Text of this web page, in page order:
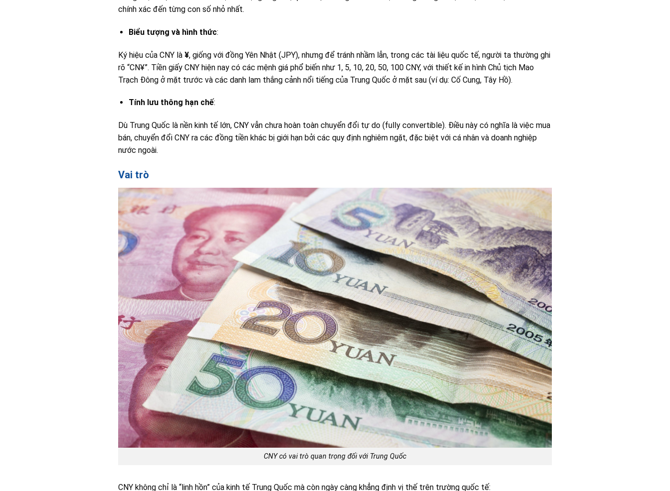
chính xác đến từng con số nhỏ nhất.
Biểu tượng và hình thức:
Ký hiệu của CNY là ¥, giống với đồng Yên Nhật (JPY), nhưng để tránh nhầm lẫn, trong các tài liệu quốc tế, người ta thường ghi
rõ “CN¥”. Tiền giấy CNY hiện nay có các mệnh giá phổ biến như 1, 5, 10, 20, 50, 100 CNY, với thiết kế in hình Chủ tịch Mao
Trạch Đông ở mặt trước và các danh lam thắng cảnh nổi tiếng của Trung Quốc ở mặt sau (ví dụ: Cố Cung, Tây Hồ).
Tính lưu thông hạn chế:
Dù Trung Quốc là nền kinh tế lớn, CNY vẫn chưa hoàn toàn chuyển đổi tự do (fully convertible). Điều này có nghĩa là việc mua
bán, chuyển đổi CNY ra các đồng tiền khác bị giới hạn bởi các quy định nghiêm ngặt, đặc biệt với cá nhân và doanh nghiệp
nước ngoài.
Vai trò
CNY có vai trò quan trọng đối với Trung Quốc
CNY không chỉ là “linh hồn” của kinh tế Trung Quốc mà còn ngày càng khẳng định vị thế trên trường quốc tế: